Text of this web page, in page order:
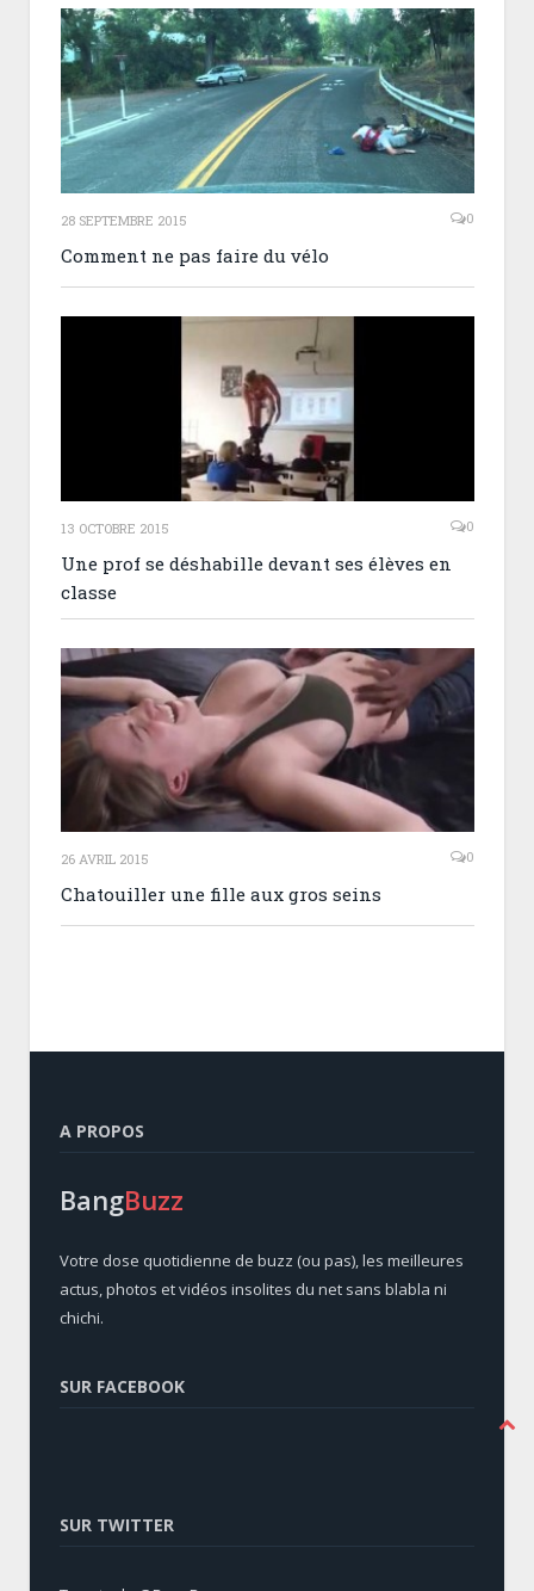
28 SEPTEMBRE 2015 0
Comment ne pas faire du vélo
13 OCTOBRE 2015 0
Une prof se déshabille devant ses élèves en
classe
26 AVRIL 2015 0
Chatouiller une fille aux gros seins
A PROPOS
BangBuzz
Votre dose quotidienne de buzz (ou pas), les meilleures
actus, photos et vidéos insolites du net sans blabla ni
chichi.
SUR FACEBOOK
SUR TWITTER